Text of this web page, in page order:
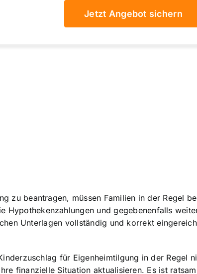
Jetzt Angebot sichern
zu beantragen, müssen Familien in der Regel
Hypothekenzahlungen und gegebenenfalls
Unterlagen vollständig und korrekt
für Eigenheimtilgung in der Regel
finanzielle Situation aktualisieren. Es ist